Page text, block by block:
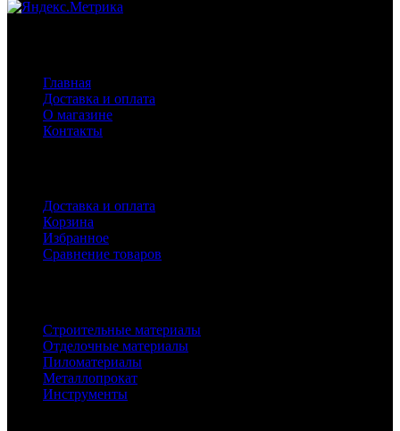
Главная
Доставка и оплата
О магазине
Контакты
Доставка и оплата
Корзина
Избранное
Сравнение товаров
Строительные материалы
Отделочные материалы
Пиломатериалы
Металлопрокат
Инструменты